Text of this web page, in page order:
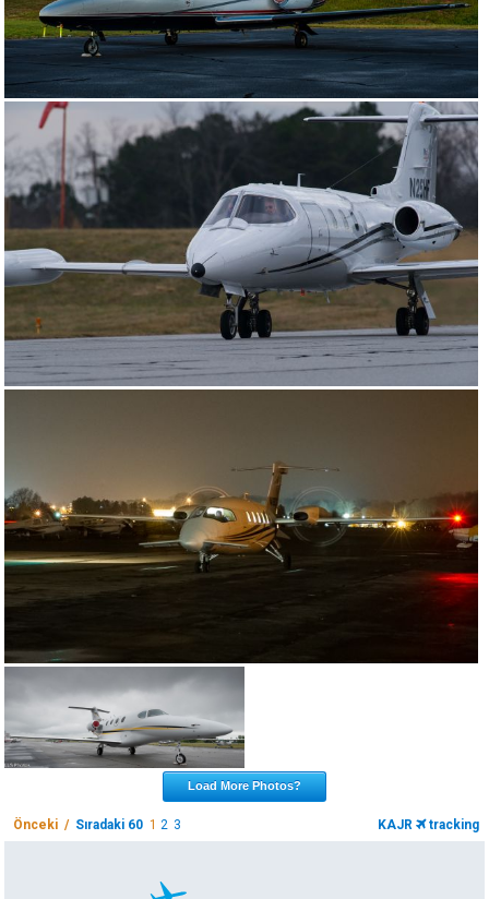
Load More Photos?
Önceki / Sıradaki 60 12 3 KAJR tracking